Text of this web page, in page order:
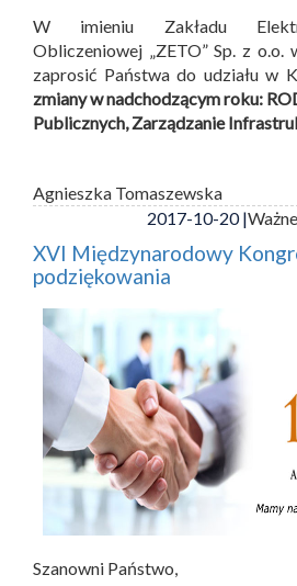
W imieniu Zakładu
Obliczeniowej „ZETO” Sp. z o.o.
zaprosić Państwa do udziału w
zmiany w nadchodzącym roku:
Publicznych, Zarządzanie
Agnieszka Tomaszewska
2017-10-20 |
XVI Międzynarodowy
podziękowania
Szanowni Państwo,